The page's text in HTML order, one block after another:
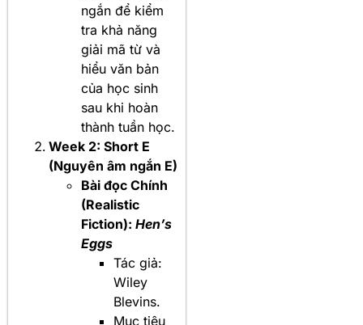
ngắn để kiểm
tra khả năng
giải mã từ và
hiểu văn bản
của học sinh
sau khi hoàn
thành tuần học.
Week 2: Short E
(Nguyên âm ngắn E)
Bài đọc Chính
(Realistic
Fiction): Hen’s
Eggs
Tác giả:
Wiley
Blevins.
Mục tiêu